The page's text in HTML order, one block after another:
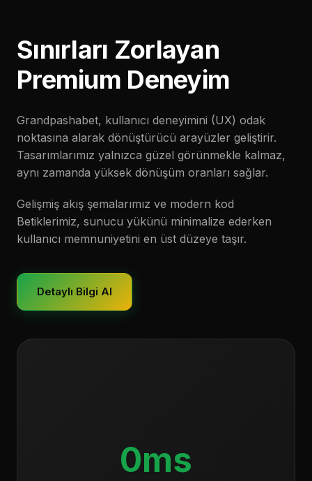
Sınırları Zorlayan
Premium Deneyim
Grandpashabet, kullanıcı deneyimini (UX) odak
noktasına alarak dönüştürücü arayüzler geliştirir.
Tasarımlarımız yalnızca güzel görünmekle kalmaz,
aynı zamanda yüksek dönüşüm oranları sağlar.
Gelişmiş akış şemalarımız ve modern kod
Betiklerimiz, sunucu yükünü minimalize ederken
kullanıcı memnuniyetini en üst düzeye taşır.
Detaylı Bilgi Al
0ms